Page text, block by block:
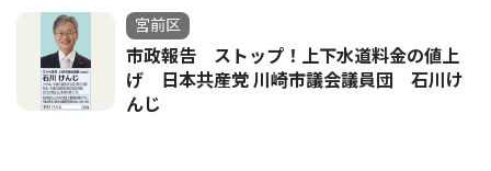
宮前区
市政報告 ストップ！上下水道料金の値上
げ 日本共産党 川崎市議会議員団 石川け
んじ